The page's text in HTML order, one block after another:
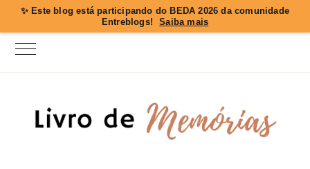
✨ Este blog está participando do BEDA 2026 da comunidade
Entreblogs!
Saiba mais